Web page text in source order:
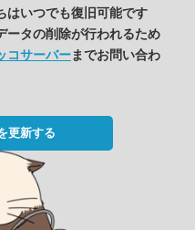
はいつでも復旧可能です
ータの削除が行われるため
コサーバーまでお問い合わ
更新する